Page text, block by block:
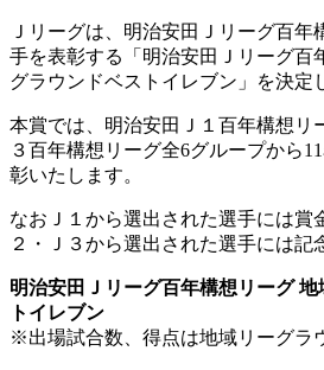
Ｊリーグは、明治安田Ｊリーグ百
手を表彰する「明治安田Ｊリーグ百
グラウンドベストイレブン」を決定
本賞では、明治安田Ｊ１百年構想リ
３百年構想リーグ全6グループから
彰いたします。
なおＪ１から選出された選手には賞
２・Ｊ３から選出された選手には記
明治安田Ｊリーグ百年構想リーグ
トイレブン
※出場試合数、得点は地域リーグラ